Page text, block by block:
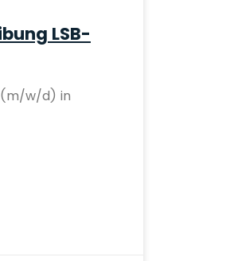
LSB-
(m/w/d) in